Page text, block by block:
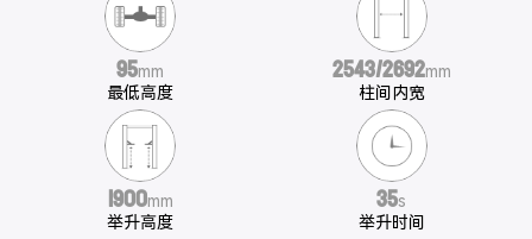
95mm
最低高度
2543/2692mm
柱间内宽
1900mm
举升高度
35s
举升时间